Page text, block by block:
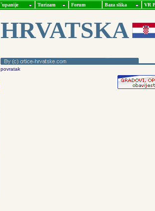
ˇupanije Turizam Forum Baza slika VR
HRVATSKA
povratak